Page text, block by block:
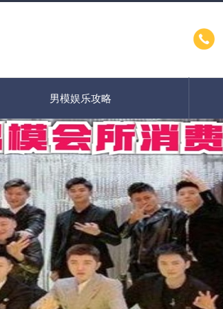
男模娱乐攻略